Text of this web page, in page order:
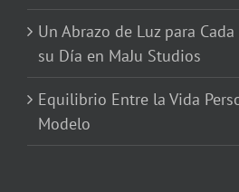
Un Abrazo de Luz para
su Día en MaJu Studios
Equilibrio Entre la Vida
Modelo